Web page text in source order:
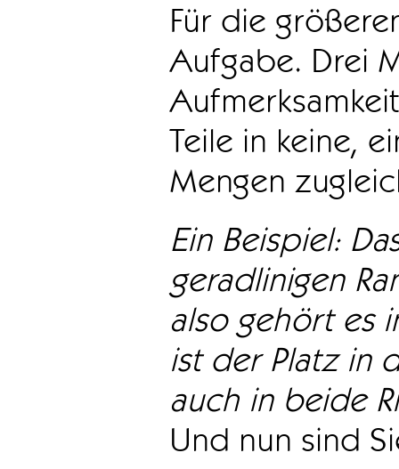
Für die
Aufgabe. Drei
Teile in keine,
Mengen
Ein Beispiel:
geradlinigen
also gehört es
ist der Platz in
auch in beide
Und nun sind